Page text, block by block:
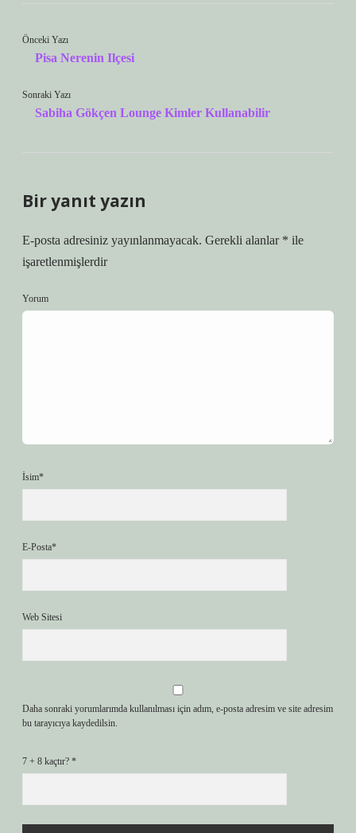
Önceki Yazı
Pisa Nerenin Ilçesi
Sonraki Yazı
Sabiha Gökçen Lounge Kimler Kullanabilir
Bir yanıt yazın
E-posta adresiniz yayınlanmayacak. Gerekli alanlar * ile
işaretlenmişlerdir
Yorum
İsim*
E-Posta*
Web Sitesi
Daha sonraki yorumlarımda kullanılması için adım, e-posta adresim ve site adresim
bu tarayıcıya kaydedilsin.
7 + 8 kaçtır? *